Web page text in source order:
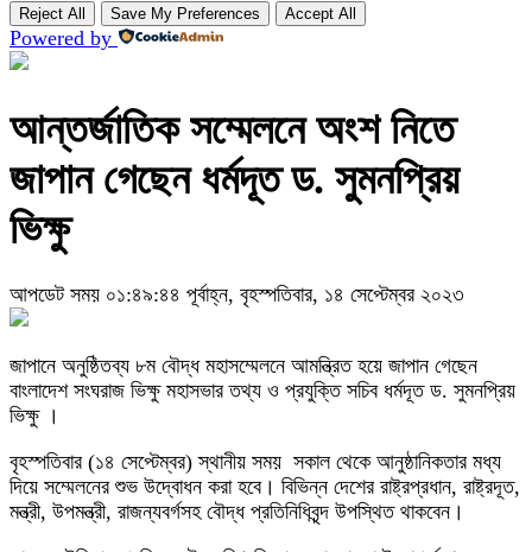
Reject All Save My Preferences Accept All
Powered by
আন্তর্জাতিক সম্মেলনে অংশ নিতে
জাপান গেছেন ধর্মদূত ড. সুমনপ্রিয়
ভিক্ষু
আপডেট সময় ০১:৪৯:৪৪ পূর্বাহ্ন, বৃহস্পতিবার, ১৪ সেপ্টেম্বর ২০২৩
জাপানে অনুষ্ঠিতব্য ৮ম বৌদ্ধ মহাসম্মেলনে আমন্ত্রিত হয়ে জাপান গেছেন
বাংলাদেশ সংঘরাজ ভিক্ষু মহাসভার তথ্য ও প্রযুক্তি সচিব ধর্মদূত ড. সুমনপ্রিয়
ভিক্ষু ।
বৃহস্পতিবার (১৪ সেপ্টেম্বর) স্থানীয় সময় সকাল থেকে আনুষ্ঠানিকতার মধ্য
দিয়ে সম্মেলনের শুভ উদ্বোধন করা হবে। বিভিন্ন দেশের রাষ্ট্রপ্রধান, রাষ্ট্রদূত,
মন্ত্রী, উপমন্ত্রী, রাজন্যবর্গসহ বৌদ্ধ প্রতিনিধিবৃন্দ উপস্থিত থাকবেন।